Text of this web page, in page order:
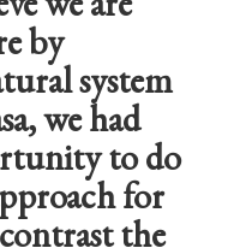
by
system
we had
to do
for
the